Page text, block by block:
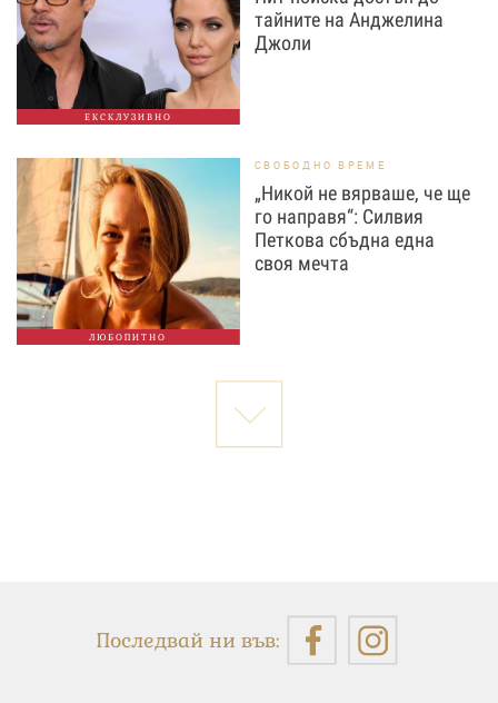
ЕКСКЛУЗИВНО
тайните на Анджелина
Джоли
ЛЮБОПИТНО
СВОБОДНО ВРЕМЕ
„Никой не вярваше, че ще
го направя“: Силвия
Петкова сбъдна една
своя мечта
Последвай ни във: